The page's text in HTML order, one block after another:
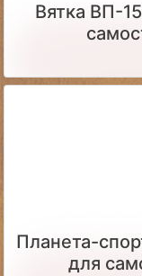
Вятка ВП-
Планета-
для